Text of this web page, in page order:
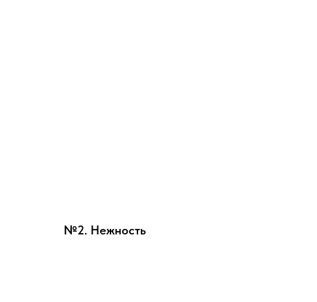
№2. Нежность